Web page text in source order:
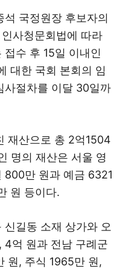
국정원장 후보자의
사청문회법에 따라
수 후 15일 이내인
대한 국회 본회의 임
사절차를 이달 30일까
재산으로 총 2억1504
명의 재산은 서울 영
800만 원과 예금 6321
원 등이다.
길동 소재 상가와 오
억 원과 전남 구례군
원, 주식 1965만 원,